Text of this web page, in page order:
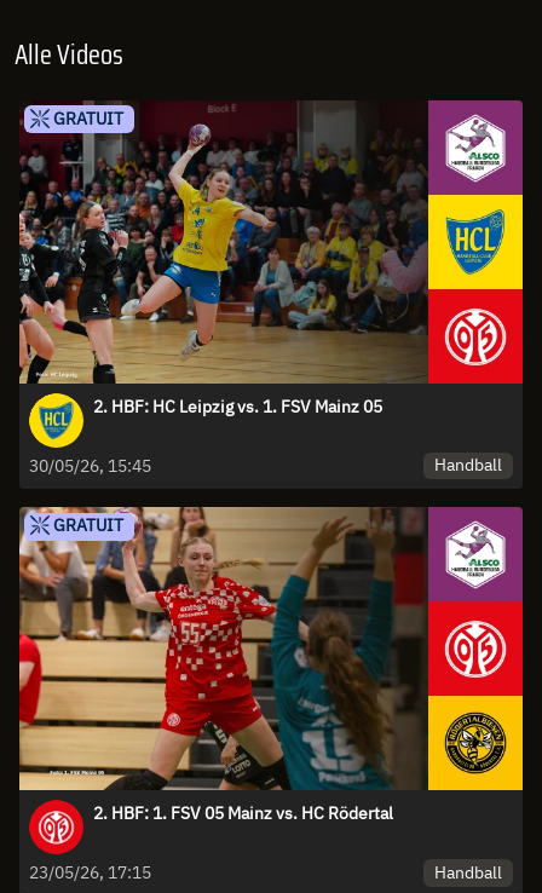
Alle Videos
GRATUIT
2. HBF: HC Leipzig vs. 1. FSV Mainz 05
30/05/26, 15:45 Handball
GRATUIT
2. HBF: 1. FSV 05 Mainz vs. HC Rödertal
23/05/26, 17:15 Handball